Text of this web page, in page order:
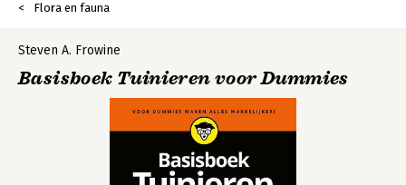
Flora en fauna
Steven A. Frowine
Basisboek Tuinieren voor Dummies